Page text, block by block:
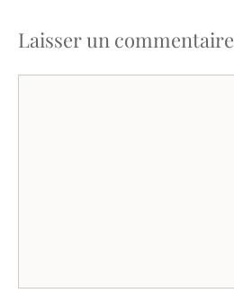
Laisser un commentaire